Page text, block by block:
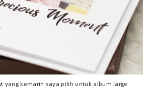
yang kemarin saya pilih untuk album large